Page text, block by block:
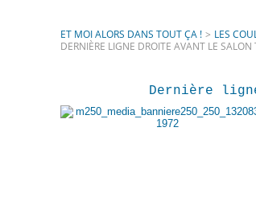
ET MOI ALORS DANS TOUT ÇA ! > LES
DERNIÈRE LIGNE DROITE AVANT LE SALON
Dernière